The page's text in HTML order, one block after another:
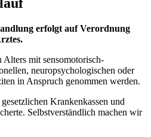
erfolgt auf Verordnung
Alters mit sensomotorisch-
neuropsychologischen oder
in Anspruch genommen werden.
Krankenkassen und
Selbstverständlich machen wir